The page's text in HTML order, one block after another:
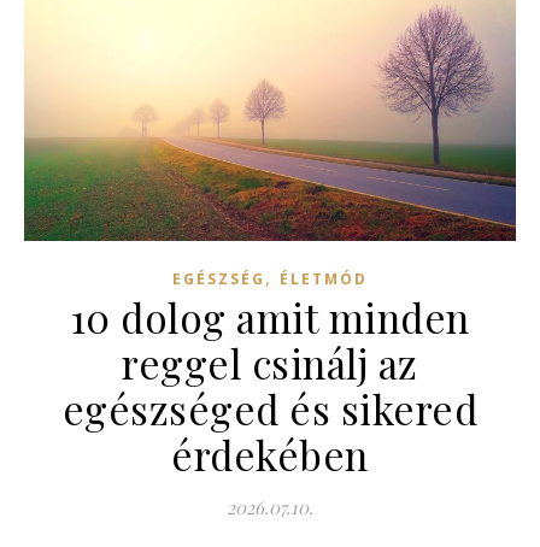
EGÉSZSÉG , ÉLETMÓD
10 dolog amit minden
reggel csinálj az
egészséged és sikered
érdekében
2026.07.10.